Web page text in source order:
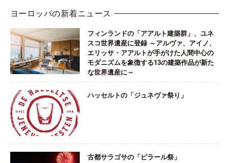
ヨーロッパの新着ニュース
フィンランドの「アアルト建築群」、ユネ
スコ世界遺産に登録 ～アルヴァ、アイノ、
エリッサ・アアルトが手がけた人間中心の
モダニズムを象徴する13の建築作品が新た
な世界遺産に～
ハッセルトの「ジュネヴァ祭り」
古都サラゴサの「ピラール祭」